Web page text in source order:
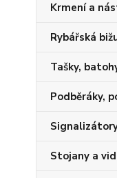
Krmení a
Rybářská
Tašky,
Podběráky,
Stojany a